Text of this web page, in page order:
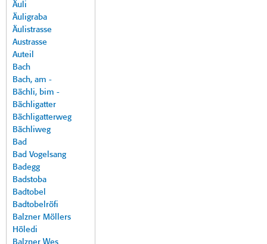
Äuli
Äuligraba
Äulistrasse
Austrasse
Auteil
Bach
Bach, am -
Bächli, bim -
Bächligatter
Bächligatterweg
Bächliweg
Bad
Bad Vogelsang
Badegg
Badstoba
Badtobel
Badtobelröfi
Balzner Möllers
Höledi